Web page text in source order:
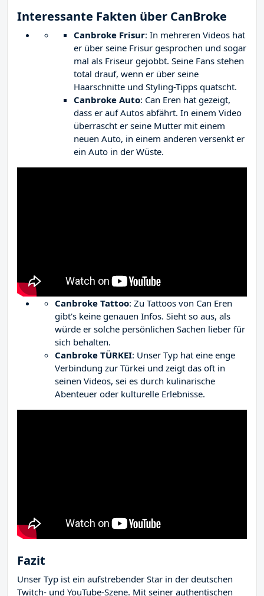
Interessante Fakten über CanBroke
Canbroke Frisur: In mehreren Videos hat
er über seine Frisur gesprochen und sogar
mal als Friseur gejobbt. Seine Fans stehen
total drauf, wenn er über seine
Haarschnitte und Styling-Tipps quatscht.
Canbroke Auto: Can Eren hat gezeigt,
dass er auf Autos abfährt. In einem Video
überrascht er seine Mutter mit einem
neuen Auto, in einem anderen versenkt er
ein Auto in der Wüste.
Canbroke Tattoo: Zu Tattoos von Can Eren
gibt's keine genauen Infos. Sieht so aus, als
würde er solche persönlichen Sachen lieber für
sich behalten.
Canbroke TÜRKEI: Unser Typ hat eine enge
Verbindung zur Türkei und zeigt das oft in
seinen Videos, sei es durch kulinarische
Abenteuer oder kulturelle Erlebnisse.
Fazit
Unser Typ ist ein aufstrebender Star in der deutschen
Twitch- und YouTube-Szene. Mit seiner authentischen